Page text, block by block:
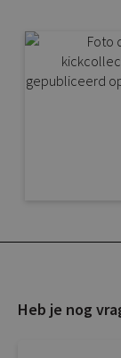
Heb je nog